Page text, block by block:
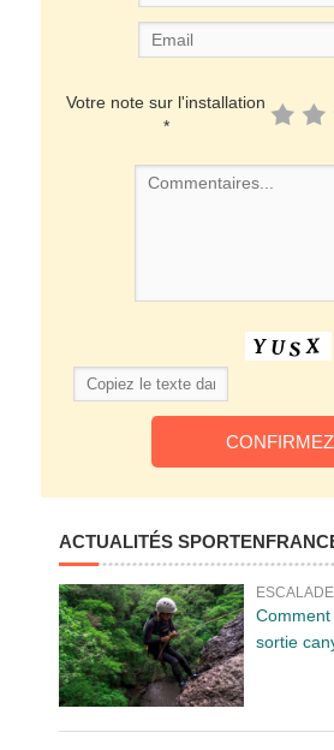
Votre note sur l'installation
*
ACTUALITÉS
ESCALADE
sortie